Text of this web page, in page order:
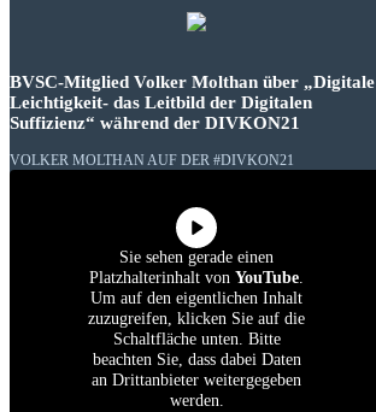
BVSC-Mitglied Volker Molthan über „Digitale
Leichtigkeit- das Leitbild der Digitalen
Suffizienz“ während der DIVKON21
VOLKER MOLTHAN AUF DER #DIVKON21
Sie sehen gerade einen
Platzhalterinhalt von YouTube.
Um auf den eigentlichen Inhalt
zuzugreifen, klicken Sie auf die
Schaltfläche unten. Bitte
beachten Sie, dass dabei Daten
an Drittanbieter weitergegeben
werden.